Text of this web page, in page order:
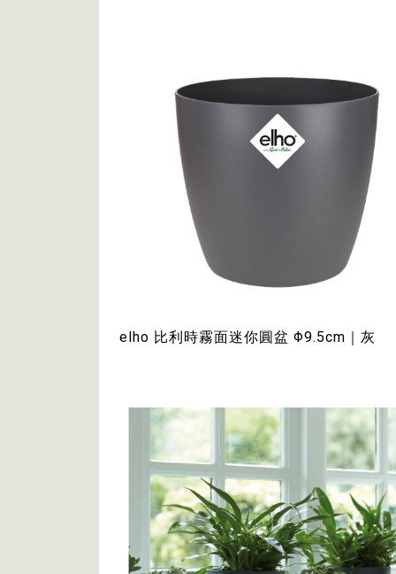
elho 比利時霧面迷你圓盆 Φ9.5cm｜灰